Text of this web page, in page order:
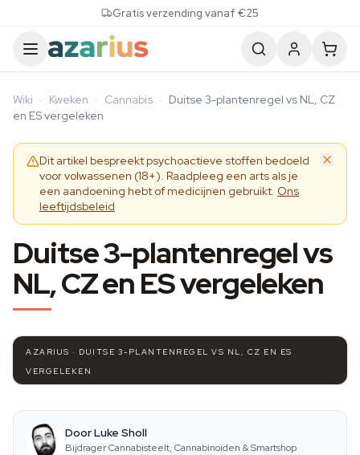
Gratis verzending vanaf €25
Wiki · Kweken · Cannabis · Duitse 3-plantenregel vs NL, CZ
en ES vergeleken
Dit artikel bespreekt psychoactieve stoffen bedoeld
voor volwassenen (18+). Raadpleeg een arts als je
een aandoening hebt of medicijnen gebruikt. Ons
leeftijdsbeleid
Duitse 3-plantenregel vs
NL, CZ en ES vergeleken
AZARIUS · DUITSE 3-PLANTENREGEL VS NL, CZ EN ES
VERGELEKEN
Door Luke Sholl
Bijdrager Cannabisteelt, Cannabinoïden & Smartshop